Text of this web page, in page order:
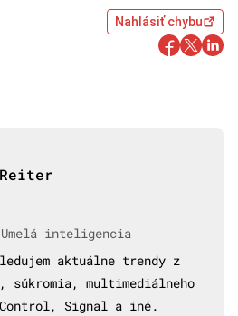
Nahlásiť chybu
Umelá inteligencia
aktuálne trendy z
multimediálneho
Signal a iné.